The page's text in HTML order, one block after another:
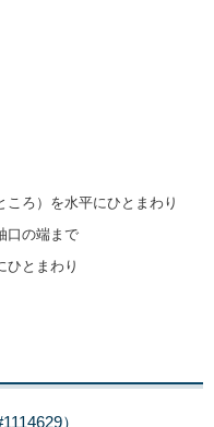
ろ）を水平にひとまわり
口の端まで
ひとまわり
）